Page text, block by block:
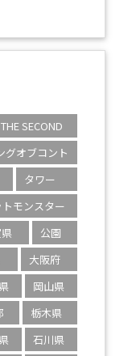
THE SECOND
グオブコント
タワー
モンスター
公園
大阪府
岡山県
栃木県
石川県